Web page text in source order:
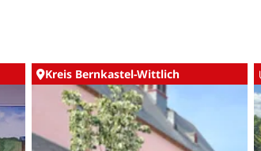
Kreis Bernkastel-Wittlich